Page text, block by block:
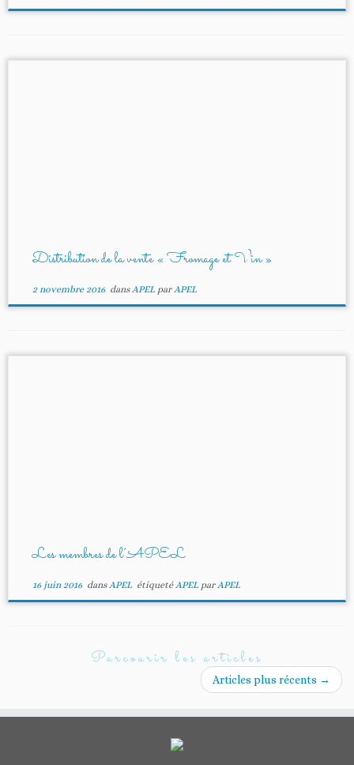
Distribution de la vente « Fromage et Vin »
2 novembre 2016dansAPEL parAPEL
Les membres de l’APEL
16 juin 2016dansAPEL étiquetéAPEL parAPEL
Parcourir les articles
Articles plus récents →